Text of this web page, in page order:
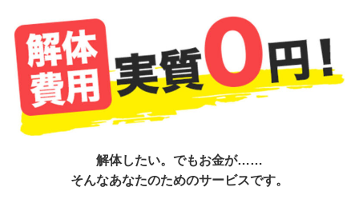
解体したい。でもお金が……
そんなあなたのためのサービスです。